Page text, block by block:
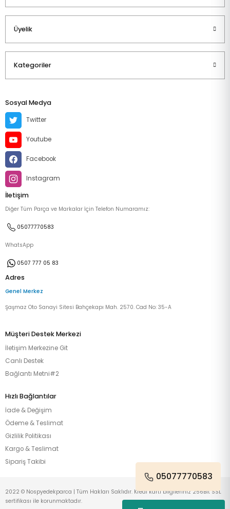
Üyelik
Kategoriler
Sosyal Medya
Twitter
Youtube
Facebook
Instagram
İletişim
Diğer Tüm Parça ve Markalar İçin Telefon Numaramız:
05077770583
WhatsApp
0507 777 05 83
Adres
Genel Merkez
Şaşmaz Oto Sanayi Sitesi Bahçekapı Mah. 2570. Cad No: 35-A
Müşteri Destek Merkezi
İletişim Merkezine Git
Canlı Destek
Bağlantı Metni#2
Hızlı Bağlantılar
İade & Değişim
Ödeme & Teslimat
Gizlilik Politikası
Kargo & Teslimat
Sipariş Takibi
05077770583
2022 © Nospyedekparca | Tüm Hakları Saklıdır. Kredi kartı bilgileriniz 256Bit SSL
sertifikası ile korunmaktadır.